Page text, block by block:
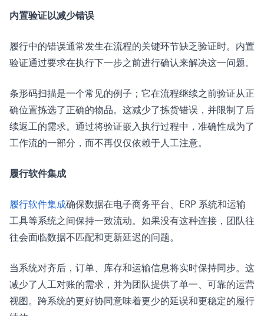
内置验证以减少错误
履行中的错误通常发生在流程的关键环节缺乏验证时。内置
验证通过要求在执行下一步之前进行确认来解决这一问题。
条形码扫描是一个常见的例子；它在流程继续之前验证从正
确位置拣选了正确的物品。这减少了拣货错误，并限制了后
续返工的需求。通过将验证嵌入执行过程中，准确性成为了
工作流的一部分，而不再仅仅依赖于人工注意。
履行软件集成
履行软件集成确保数据在电子商务平台、ERP 系统和运输
工具等系统之间保持一致流动。如果没有这种连接，团队往
往会面临数据不匹配和更新延迟的问题。
当系统对齐后，订单、库存和运输信息将实时保持同步。这
减少了人工对账的需求，并为团队提供了单一、可靠的运营
视图。跨系统的更好协同意味着更少的延误和更稳定的履行